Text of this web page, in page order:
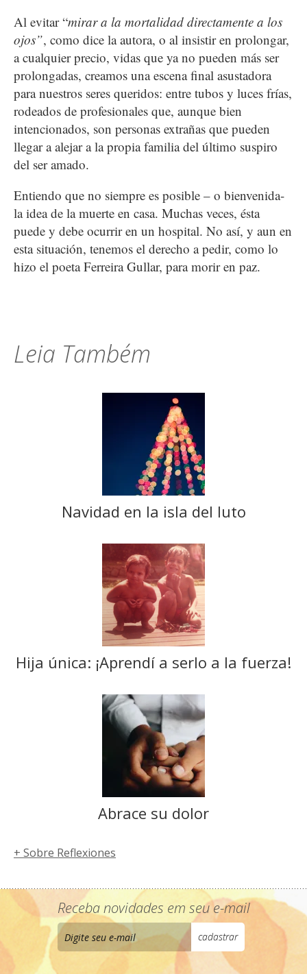
Al evitar “mirar a la mortalidad directamente a los
ojos”, como dice la autora, o al insistir en prolongar,
a cualquier precio, vidas que ya no pueden más ser
prolongadas, creamos una escena final asustadora
para nuestros seres queridos: entre tubos y luces frías,
rodeados de profesionales que, aunque bien
intencionados, son personas extrañas que pueden
llegar a alejar a la propia familia del último suspiro
del ser amado.
Entiendo que no siempre es posible – o bienvenida-
la idea de la muerte en casa. Muchas veces, ésta
puede y debe ocurrir en un hospital. No así, y aun en
esta situación, tenemos el derecho a pedir, como lo
hizo el poeta Ferreira Gullar, para morir en paz.
Leia Também
Navidad en la isla del luto
Hija única: ¡Aprendí a serlo a la fuerza!
Abrace su dolor
+ Sobre Reflexiones
Receba novidades em seu e-mail